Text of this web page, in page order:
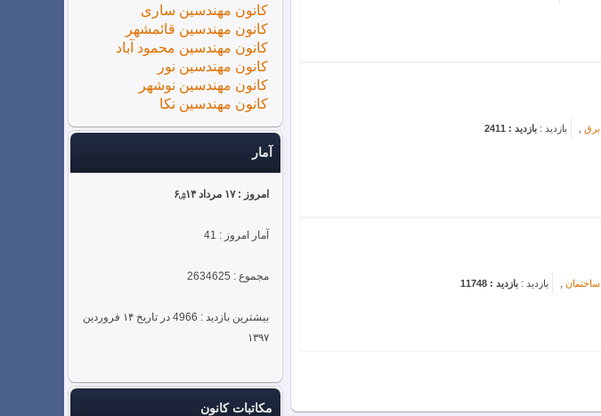
برق بازدید : بازدید : 2411
ساختمان بازدید : بازدید : 11748
کانون مهندسین ساری
کانون مهندسین قائمشهر
کانون مهندسین محمود آباد
کانون مهندسین نور
کانون مهندسین نوشهر
کانون مهندسین نکا
آمار
امروز : ۱۷ مرداد ۱۴ۺ۶
آمار امروز : 41
مجموع : 2634625
بیشترین بازدید : 4966 در تاریخ ۱۴ فروردین
۱۳۹۷
مکاتبات کانون